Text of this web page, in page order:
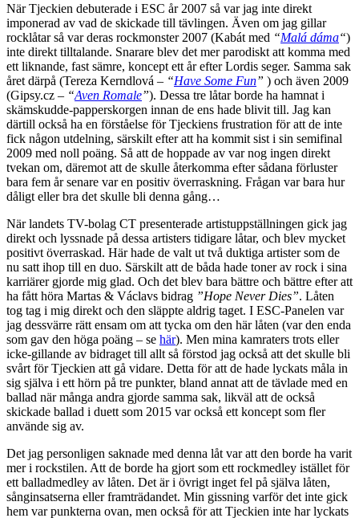
När Tjeckien debuterade i ESC år 2007 så var jag inte direkt
imponerad av vad de skickade till tävlingen. Även om jag gillar
rocklåtar så var deras rockmonster 2007 (Kabát med “Malá dáma“)
inte direkt tilltalande. Snarare blev det mer parodiskt att komma med
ett liknande, fast sämre, koncept ett år efter Lordis seger. Samma sak
året därpå (Tereza Kerndlová – “Have Some Fun” ) och även 2009
(Gipsy.cz – “Aven Romale”). Dessa tre låtar borde ha hamnat i
skämskudde-papperskorgen innan de ens hade blivit till. Jag kan
därtill också ha en förståelse för Tjeckiens frustration för att de inte
fick någon utdelning, särskilt efter att ha kommit sist i sin semifinal
2009 med noll poäng. Så att de hoppade av var nog ingen direkt
tvekan om, däremot att de skulle återkomma efter sådana förluster
bara fem år senare var en positiv överraskning. Frågan var bara hur
dåligt eller bra det skulle bli denna gång…
När landets TV-bolag CT presenterade artistuppställningen gick jag
direkt och lyssnade på dessa artisters tidigare låtar, och blev mycket
positivt överraskad. Här hade de valt ut två duktiga artister som de
nu satt ihop till en duo. Särskilt att de båda hade toner av rock i sina
karriärer gjorde mig glad. Och det blev bara bättre och bättre efter att
ha fått höra Martas & Václavs bidrag ”Hope Never Dies”. Låten
tog tag i mig direkt och den släppte aldrig taget. I ESC-Panelen var
jag dessvärre rätt ensam om att tycka om den här låten (var den enda
som gav den höga poäng – se här). Men mina kamraters trots eller
icke-gillande av bidraget till allt så förstod jag också att det skulle bli
svårt för Tjeckien att gå vidare. Detta för att de hade lyckats måla in
sig själva i ett hörn på tre punkter, bland annat att de tävlade med en
ballad när många andra gjorde samma sak, likväl att de också
skickade ballad i duett som 2015 var också ett koncept som fler
använde sig av.
Det jag personligen saknade med denna låt var att den borde ha varit
mer i rockstilen. Att de borde ha gjort som ett rockmedley istället för
ett balladmedley av låten. Det är i övrigt inget fel på själva låten,
sånginsatserna eller framträdandet. Min gissning varför det inte gick
hem var punkterna ovan, men också för att Tjeckien inte har lyckats